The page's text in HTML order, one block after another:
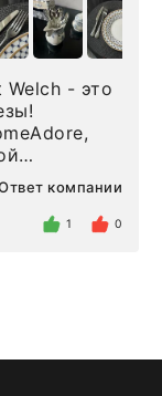
- это
Один раз
ложки,
посуды,
-
день к
компании
1 0